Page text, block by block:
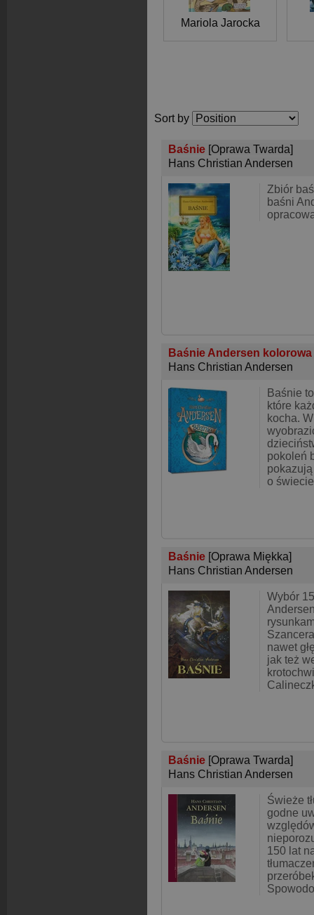
Mariola Jarocka
Sort by
Baśnie [Oprawa Twarda]
Hans Christian Andersen
Zbiór
baśni
Baśnie Andersen
Hans Christian Andersen
Baśnie
które
kocha.
pokoleń
o
Baśnie [Oprawa Miękka]
Hans Christian Andersen
Wybór
nawet
jak też
Baśnie [Oprawa Twarda]
Hans Christian Andersen
Świeże
godne
150 lat